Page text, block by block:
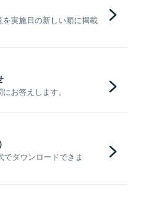
実施日の新しい順に掲載
お答えします。
ダウンロードできま